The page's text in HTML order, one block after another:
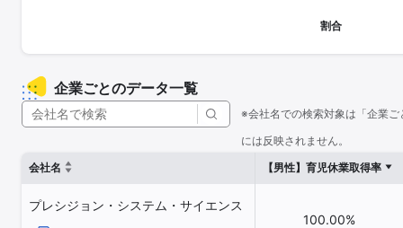
企業ごとのデータ一覧
※会社名での検索対象は「企業
には反映されません。
会社名
【男性】育児休業取得率
プレシジョン・システム・サイエンス
100.00%